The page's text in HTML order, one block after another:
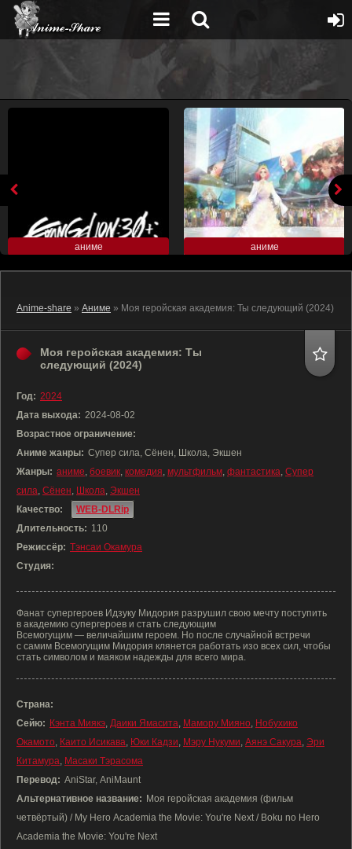
аниме аниме
Anime-share » Аниме » Моя геройская академия: Ты следующий (2024)
Моя геройская академия: Ты
следующий (2024)
Год: 2024
Дата выхода: 2024-08-02
Возрастное ограничение:
Аниме жанры: Супер сила, Сёнен, Школа, Экшен
Жанры: аниме, боевик, комедия, мультфильм, фантастика, Супер
сила, Сёнен, Школа, Экшен
Качество:
WEB-DLRip
Длительность: 110
Режиссёр: Тэнсаи Окамура
Студия:
Фанат супергероев Идзуку Мидория разрушил свою мечту поступить
в академию супергероев и стать следующим
Всемогущим — величайшим героем. Но после случайной встречи
с самим Всемогущим Мидория клянется работать изо всех сил, чтобы
стать символом и маяком надежды для всего мира.
Страна:
Сейю: Кэнта Миякэ, Даики Ямасита, Мамору Мияно, Нобухико
Окамото, Каито Исикава, Юки Кадзи, Мэру Нукуми, Аянэ Сакура, Эри
Китамура, Масаки Тэрасома
Перевод: AniStar, AniMaunt
Альтернативное название: Моя геройская академия (фильм
четвёртый) / My Hero Academia the Movie: You're Next / Boku no Hero
Academia the Movie: You're Next